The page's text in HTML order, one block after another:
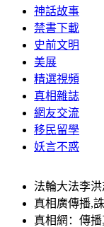
神話故事
禁書下載
史前文明
美展
精選視頻
真相雜誌
網友交流
移民留學
妖言不惑
法輪大法李洪
真相廣傳播,
真相網：傳